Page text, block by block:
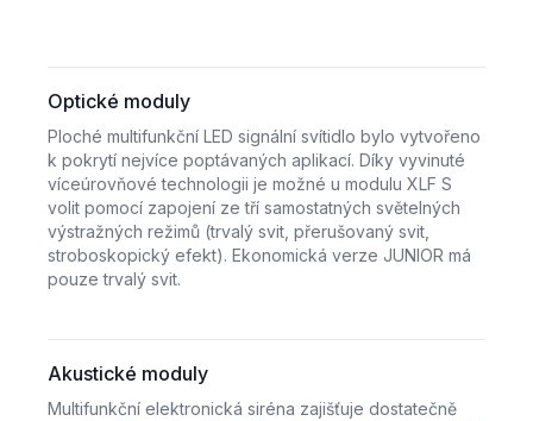
Optické moduly
Ploché multifunkční LED signální svítidlo bylo vytvořeno
k pokrytí nejvíce poptávaných aplikací. Díky vyvinuté
víceúrovňové technologii je možné u modulu XLF S
volit pomocí zapojení ze tří samostatných světelných
výstražných režimů (trvalý svit, přerušovaný svit,
stroboskopický efekt). Ekonomická verze JUNIOR má
pouze trvalý svit.
Akustické moduly
Multifunkční elektronická siréna zajišťuje dostatečně